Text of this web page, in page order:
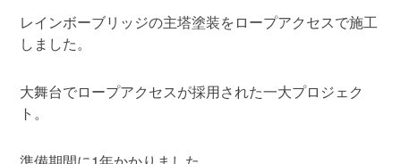
レインボーブリッジの主塔塗装をロープアクセスで施工
しました。
大舞台でロープアクセスが採用された一大プロジェク
ト。